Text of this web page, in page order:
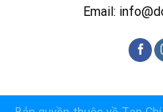
Email: